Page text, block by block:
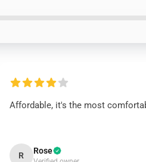
Affordable, it's the most
R Rose